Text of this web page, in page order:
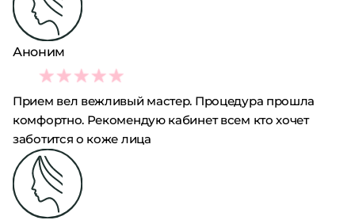
Аноним
4
Прием вел вежливый мастер. Процедура прошла
комфортно. Рекомендую кабинет всем кто хочет
заботится о коже лица